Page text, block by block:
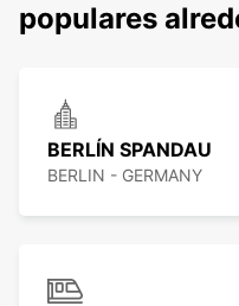
populares
BERLÍN SPANDAU
BERLIN - GERMANY